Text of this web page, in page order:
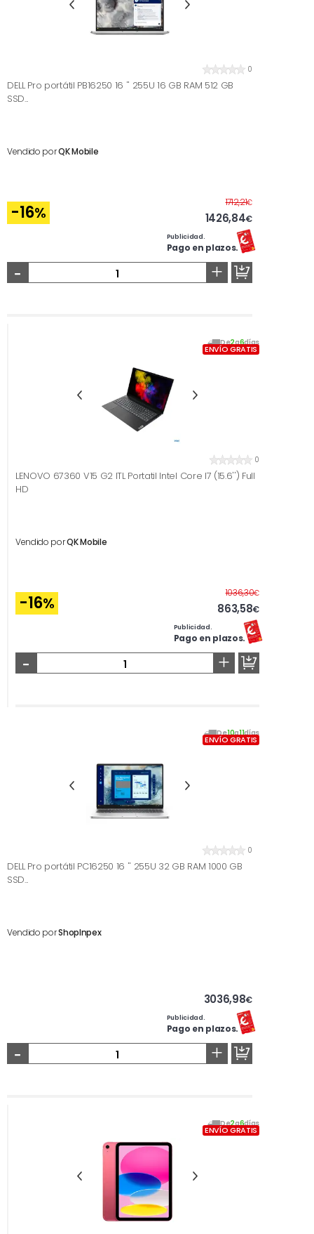
0
DELL Pro portátil PB16250 16 '' 255U 16 GB RAM 512 GB
SSD...
Vendido porQK Mobile
-16%
1712,21€Antes
1426,84€
Publicidad.
Pago en plazos.
- +
De2a6días
ENVÍO GRATIS
0
LENOVO 67360 V15 G2 ITL Portatil Intel Core I7 (15.6'') Full
HD
Vendido porQK Mobile
-16%
1036,30€Antes
863,58€
Publicidad.
Pago en plazos.
- +
De10a11días
ENVÍO GRATIS
0
DELL Pro portátil PC16250 16 '' 255U 32 GB RAM 1000 GB
SSD...
Vendido porShopInpex
3036,98€
Publicidad.
Pago en plazos.
- +
De2a6días
ENVÍO GRATIS